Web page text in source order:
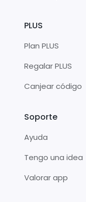
PLUS
Plan PLUS
Regalar PLUS
Canjear código
Soporte
Ayuda
Tengo una idea
Valorar app